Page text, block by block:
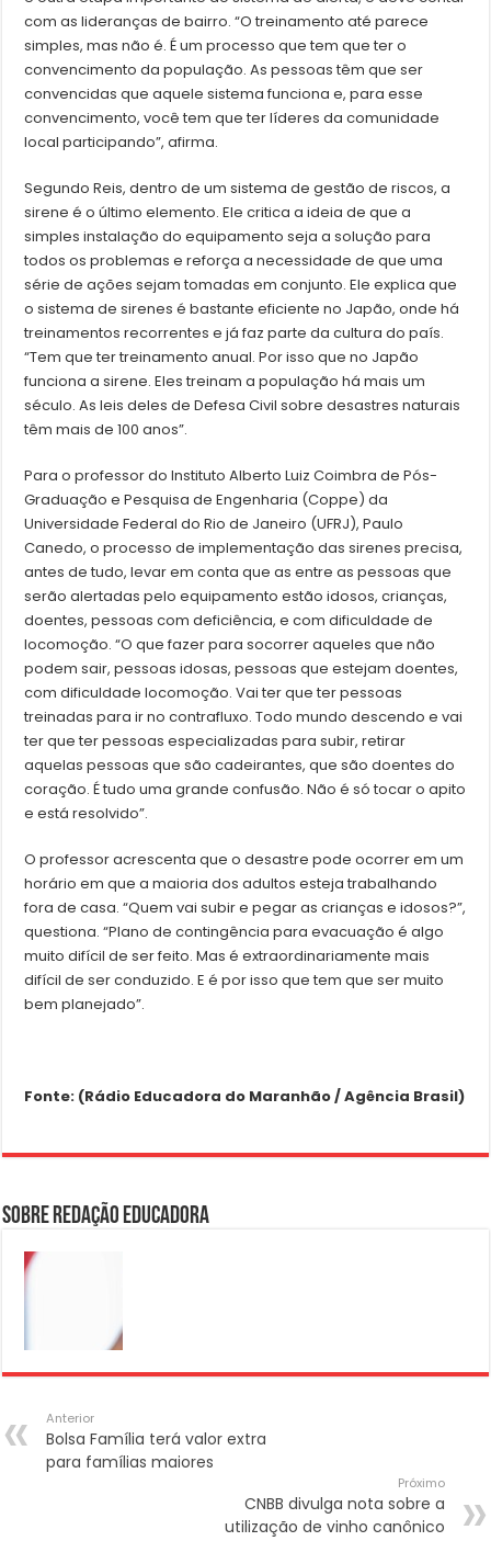
com as lideranças de bairro. “O treinamento até parece
simples, mas não é. É um processo que tem que ter o
convencimento da população. As pessoas têm que ser
convencidas que aquele sistema funciona e, para esse
convencimento, você tem que ter líderes da comunidade
local participando”, afirma.
Segundo Reis, dentro de um sistema de gestão de riscos, a
sirene é o último elemento. Ele critica a ideia de que a
simples instalação do equipamento seja a solução para
todos os problemas e reforça a necessidade de que uma
série de ações sejam tomadas em conjunto. Ele explica que
o sistema de sirenes é bastante eficiente no Japão, onde há
treinamentos recorrentes e já faz parte da cultura do país.
“Tem que ter treinamento anual. Por isso que no Japão
funciona a sirene. Eles treinam a população há mais um
século. As leis deles de Defesa Civil sobre desastres naturais
têm mais de 100 anos”.
Para o professor do Instituto Alberto Luiz Coimbra de Pós-
Graduação e Pesquisa de Engenharia (Coppe) da
Universidade Federal do Rio de Janeiro (UFRJ), Paulo
Canedo, o processo de implementação das sirenes precisa,
antes de tudo, levar em conta que as entre as pessoas que
serão alertadas pelo equipamento estão idosos, crianças,
doentes, pessoas com deficiência, e com dificuldade de
locomoção. “O que fazer para socorrer aqueles que não
podem sair, pessoas idosas, pessoas que estejam doentes,
com dificuldade locomoção. Vai ter que ter pessoas
treinadas para ir no contrafluxo. Todo mundo descendo e vai
ter que ter pessoas especializadas para subir, retirar
aquelas pessoas que são cadeirantes, que são doentes do
coração. É tudo uma grande confusão. Não é só tocar o apito
e está resolvido”.
O professor acrescenta que o desastre pode ocorrer em um
horário em que a maioria dos adultos esteja trabalhando
fora de casa. “Quem vai subir e pegar as crianças e idosos?”,
questiona. “Plano de contingência para evacuação é algo
muito difícil de ser feito. Mas é extraordinariamente mais
difícil de ser conduzido. E é por isso que tem que ser muito
bem planejado”.
Fonte: (Rádio Educadora do Maranhão / Agência Brasil)
Sobre Redação Educadora
Anterior
Bolsa Família terá valor extra
para famílias maiores
Próximo
CNBB divulga nota sobre a
utilização de vinho canônico